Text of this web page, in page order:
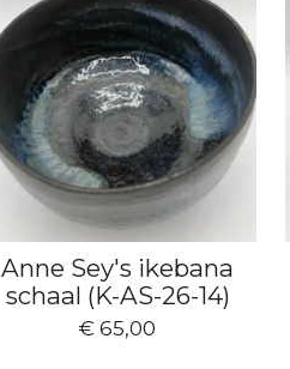
Anne Sey's ikebana
schaal (K-AS-26-14)
€ 65,00